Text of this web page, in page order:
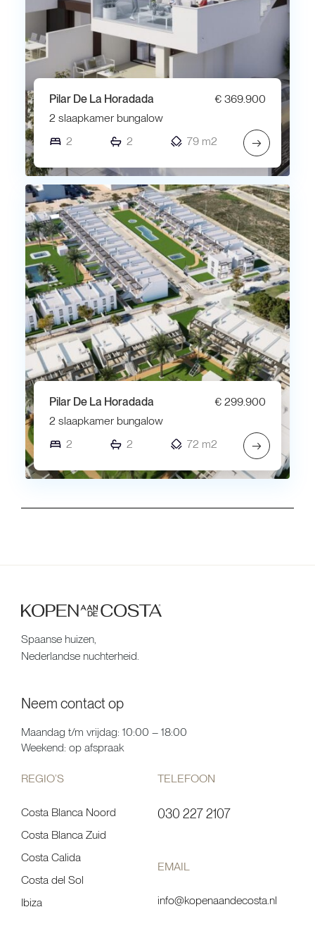
Pilar De La Horadada
€ 369.900
2 slaapkamer bungalow
2
2 79 m2 →
Pilar De La Horadada
€ 299.900
2 slaapkamer bungalow
2
2 72 m2 →
Spaanse huizen,
Nederlandse nuchterheid.
Neem contact op
Maandag t/m vrijdag: 10:00 – 18:00
Weekend: op afspraak
REGIO’S
Costa Blanca Noord
Costa Blanca Zuid
Costa Calida
Costa del Sol
Ibiza
TELEFOON
030 227 2107
EMAIL
info@kopenaandecosta.nl